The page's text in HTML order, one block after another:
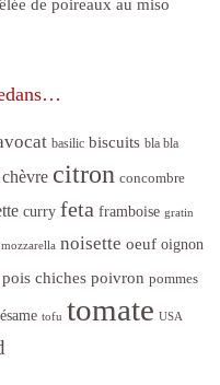
de poireaux au miso
basilic biscuits bla bla
chèvre citron concombre
curry feta framboise gratin
mozzarella noisette oeuf oignon
pois chiches poivron pommes
tofu tomate USA